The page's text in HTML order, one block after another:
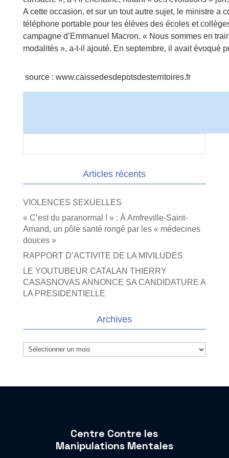
A cette occasion, et sur un tout autre sujet, le ministre a
téléphone portable pour les élèves des écoles et
campagne d’Emmanuel Macron. « Nous sommes en
modalités », a-t-il ajouté. En septembre, il avait évoqué
source : www.caissedesdepotsdesterritoires.fr
Articles récents
VIOLENCES SEXUELLES
« C’est du paranormal ! » : À Amfreville-Saint-
Amand, un pôle santé rongé par les « médecines
douces »
RAPPORT D’ACTIVITE DE LA MIVILUDES
LE YOUTUBEUR CATALAN THIERRY
CASASNOVAS ANNONCE SA CANDIDATURE A
LA PRESIDENTIELLE
Archives
Archives
Centre Contre les
Manipulations Mentales